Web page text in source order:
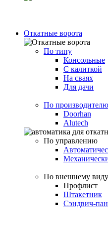
Откатные ворота
По типу
Консольные
С калиткой
На сваях
Для дачи
По производителю
Doorhan
Alutech
По управлению
По внешнему виду
Профлист
Штакетник
Сэндвич-